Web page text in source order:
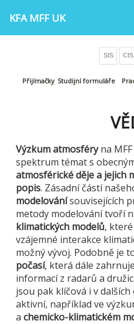
KFA MFF UK
Přijímačky Studijní formuláře
Výzkum atmosféryna
spektrum témat s
atmosférické děje a jejich
popis. Zásadní částí
modelovánísouvisejících
metody modelování tvoří
klimatických modelů,
vzájemné interakce
možný vývoj. Podobně je
počasí, která dále
informací z radarů a
jsou pak klíčová i v
aktivní, například ve
a chemicko-klimatickém